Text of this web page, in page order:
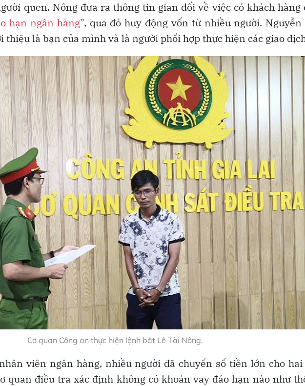
quen. Nông đưa ra thông tin gian dối về việc có khách hàng
hạn ngân hàng”, qua đó huy động vốn từ nhiều người. Nguyễn
thiệu là bạn của mình và là người phối hợp thực hiện các giao
Cơ quan Công an thực hiện lệnh bắt Lê Tài Nông.
viên ngân hàng, nhiều người đã chuyển số tiền lớn cho
quan điều tra xác định không có khoản vay đáo hạn nào như